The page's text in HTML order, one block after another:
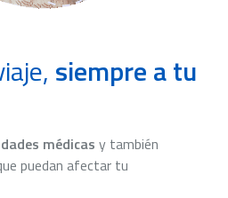
siempre a tu
médicas y también
puedan afectar tu